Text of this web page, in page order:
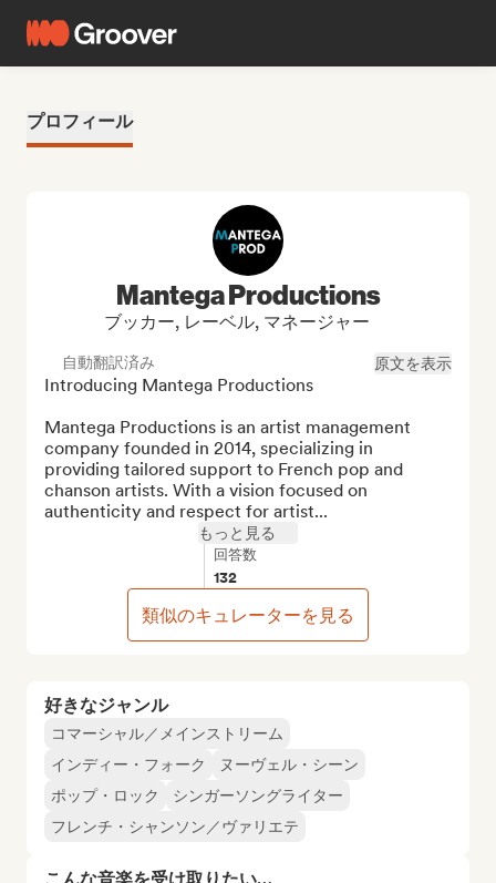
プロフィール
好きなジャンル
コマーシャル／メインストリーム
インディー・フォーク
ヌーヴェル・シーン
ポップ・ロック
シンガーソングライター
フレンチ・シャンソン／ヴァリエテ
Mantega Productions
ブッカー, レーベル, マネージャー
自動翻訳済み 原文を表示
Introducing Mantega Productions
Mantega Productions is an artist management
company founded in 2014, specializing in
providing tailored support to French pop and
chanson artists. With a vision focused on
authenticity and respect for artist...
もっと見る
回答数
132
類似のキュレーターを見る